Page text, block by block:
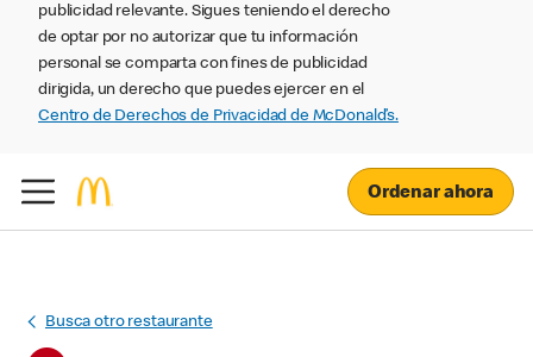
publicidad relevante. Sigues teniendo el derecho
de optar por no autorizar que tu información
personal se comparta con fines de publicidad
dirigida, un derecho que puedes ejercer en el
Centro de Derechos de Privacidad de McDonald’s.
Ordenar ahora
Busca otro restaurante